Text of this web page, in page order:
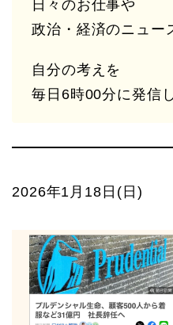
日々のお仕事や
政治・経済のニュー
自分の考えを
毎日6時00分に発信
2026年1月18日(日)